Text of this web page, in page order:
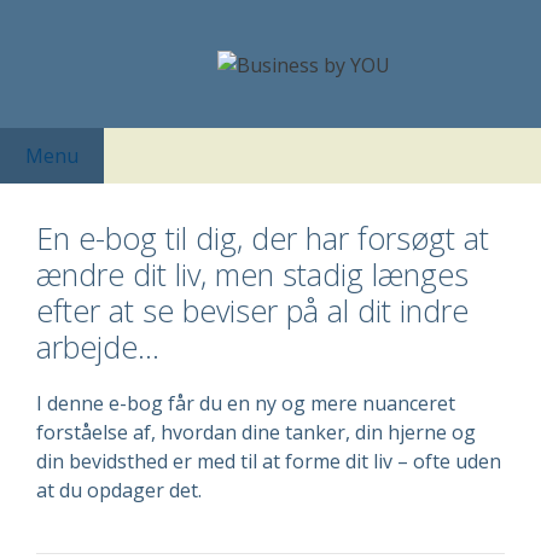
Menu
En e-bog til dig, der har forsøgt at
ændre dit liv, men stadig længes
efter at se beviser på al dit indre
arbejde...
I denne e-bog får du en ny og mere nuanceret
forståelse af, hvordan dine tanker, din hjerne og
din bevidsthed er med til at forme dit liv – ofte uden
at du opdager det.